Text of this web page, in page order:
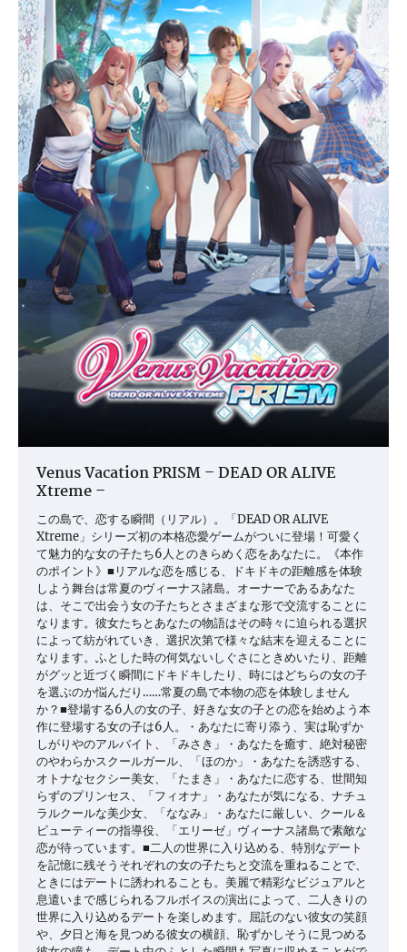
Venus Vacation PRISM – DEAD OR ALIVE
Xtreme –
この島で、恋する瞬間（リアル）。「DEAD OR ALIVE
Xtreme」シリーズ初の本格恋愛ゲームがついに登場！可愛く
て魅力的な女の子たち6人とのきらめく恋をあなたに。《本作
のポイント》■リアルな恋を感じる、ドキドキの距離感を体験
しよう舞台は常夏のヴィーナス諸島。オーナーであるあなた
は、そこで出会う女の子たちとさまざまな形で交流することに
なります。彼女たちとあなたの物語はその時々に迫られる選択
によって紡がれていき、選択次第で様々な結末を迎えることに
なります。ふとした時の何気ないしぐさにときめいたり、距離
がグッと近づく瞬間にドキドキしたり、時にはどちらの女の子
を選ぶのか悩んだり……常夏の島で本物の恋を体験しません
か？■登場する6人の女の子、好きな女の子との恋を始めよう本
作に登場する女の子は6人。・あなたに寄り添う、実は恥ずか
しがりやのアルバイト、「みさき」・あなたを癒す、絶対秘密
のやわらかスクールガール、「ほのか」・あなたを誘惑する、
オトナなセクシー美女、「たまき」・あなたに恋する、世間知
らずのプリンセス、「フィオナ」・あなたが気になる、ナチュ
ラルクールな美少女、「ななみ」・あなたに厳しい、クール＆
ビューティーの指導役、「エリーゼ」ヴィーナス諸島で素敵な
恋が待っています。■二人の世界に入り込める、特別なデート
を記憶に残そうそれぞれの女の子たちと交流を重ねることで、
ときにはデートに誘われることも。美麗で精彩なビジュアルと
息遣いまで感じられるフルボイスの演出によって、二人きりの
世界に入り込めるデートを楽しめます。屈託のない彼女の笑顔
や、夕日と海を見つめる彼女の横顔、恥ずかしそうに見つめる